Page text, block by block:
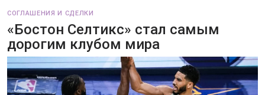
СОГЛАШЕНИЯ И СДЕЛКИ
«Бостон Селтикс» стал самым
дорогим клубом мира